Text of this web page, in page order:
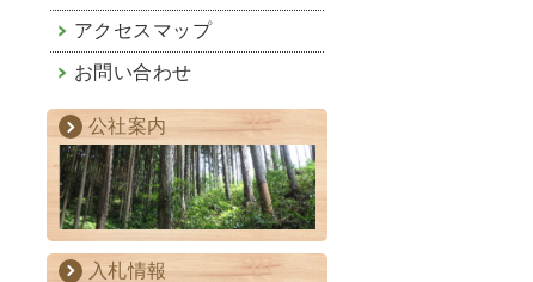
アクセスマップ
お問い合わせ
公社案内
入札情報